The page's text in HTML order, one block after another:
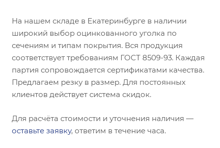
На нашем складе в Екатеринбурге в наличии
широкий выбор оцинкованного уголка по
сечениям и типам покрытия. Вся продукция
соответствует требованиям ГОСТ 8509-93. Каждая
партия сопровождается сертификатами качества.
Предлагаем резку в размер. Для постоянных
клиентов действует система скидок.
Для расчёта стоимости и уточнения наличия —
оставьте заявку, ответим в течение часа.